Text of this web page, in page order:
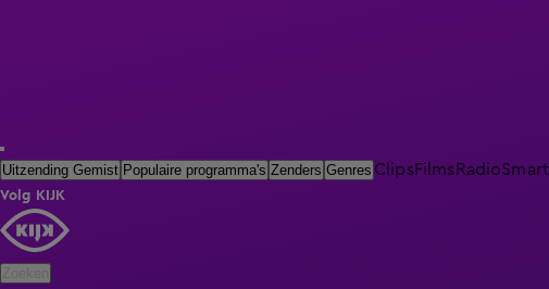
Uitzending Gemist Populaire programma's Zenders Genres ClipsFilmsRadio
Volg KIJK